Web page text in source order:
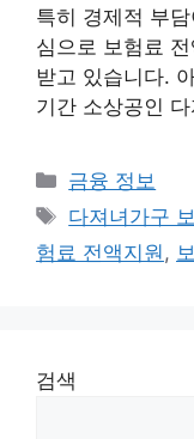
특히 경제적 부
심으로 보험료
받고 있습니다.
기간 소상공인
카
테
고
리
금융 정보
태
그
다져녀가구
험료 전액지원 ,
검색